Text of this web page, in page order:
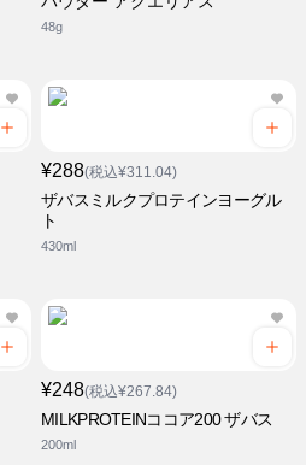
48g
¥288(税込¥311.04)
ザバスミルクプロテインヨーグル
ト
430ml
¥248(税込¥267.84)
MILKPROTEINココア200 ザバス
200ml